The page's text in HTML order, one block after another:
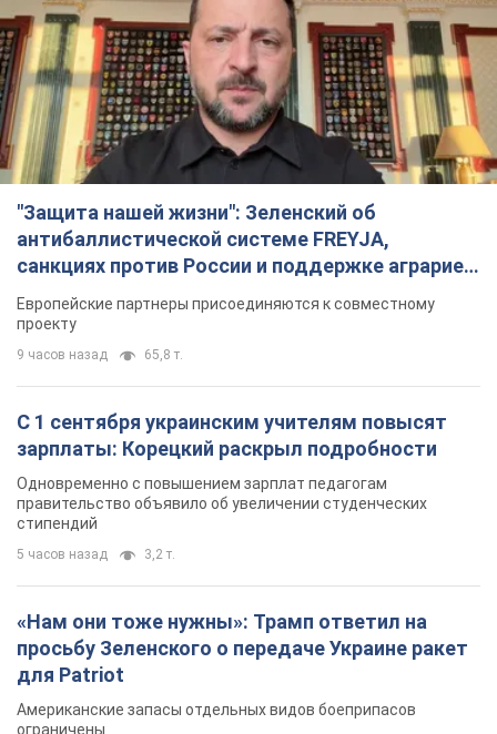
"Защита нашей жизни": Зеленский об
антибаллистической системе FREYJA,
санкциях против России и поддержке аграриев.
Видео
Европейские партнеры присоединяются к совместному
проекту
9 часов назад 65,8 т.
С 1 сентября украинским учителям повысят
зарплаты: Корецкий раскрыл подробности
Одновременно с повышением зарплат педагогам
правительство объявило об увеличении студенческих
стипендий
5 часов назад 3,2 т.
«Нам они тоже нужны»: Трамп ответил на
просьбу Зеленского о передаче Украине ракет
для Patriot
Американские запасы отдельных видов боеприпасов
ограничены